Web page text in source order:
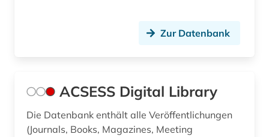
biologieunterricht (1)
biologisches lebensmittel (1)
Zur Datenbank
ACSESS Digital Library
Die Datenbank enthält alle Veröffentlichungen
(Journals, Books, Magazines, Meeting